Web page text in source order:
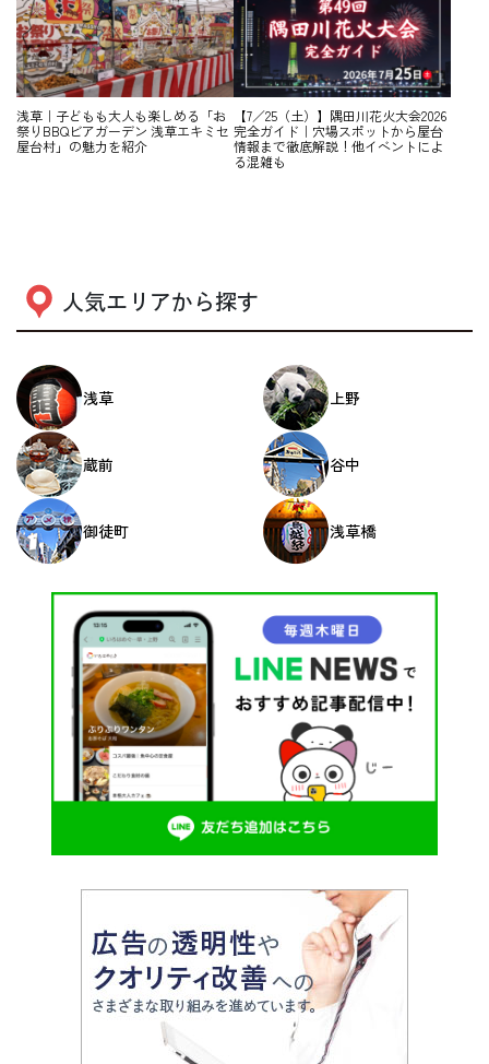
浅草｜子どもも大人も楽しめる「お
祭りBBQビアガーデン 浅草エキミセ
屋台村」の魅力を紹介
【7／25（土）】隅田川花火大会2026
完全ガイド｜穴場スポットから屋台
情報まで徹底解説！他イベントによ
る混雑も
人気エリアから探す
浅草 上野
蔵前 谷中
御徒町 浅草橋